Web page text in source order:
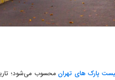
پارک های تهرانمحسوب می‌شود؛